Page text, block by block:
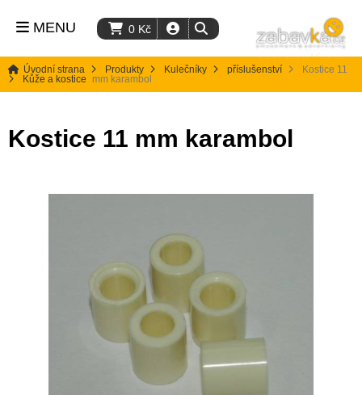
0 Kč
MENU
Úvodní strana Produkty Kulečníky
příslušenství
Kůže a kostice
Kostice 11
mm karambol
Kostice 11 mm karambol